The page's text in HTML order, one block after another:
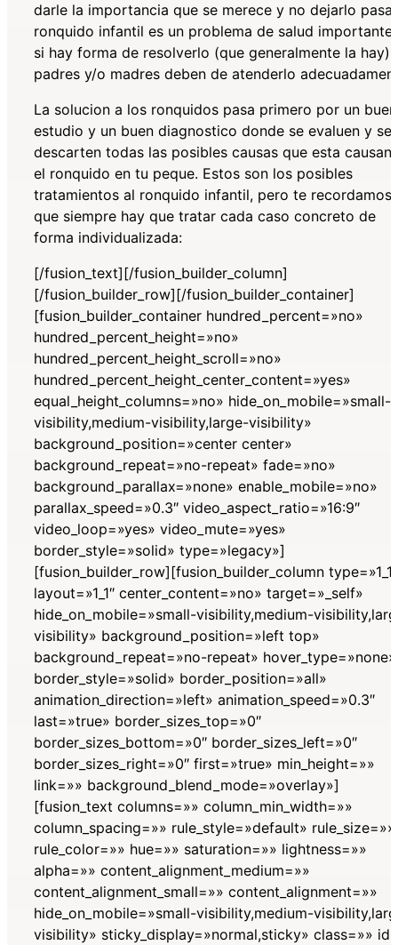
darle la importancia que se merece y no dejarlo
ronquido infantil es un problema de salud importante
si hay forma de resolverlo (que generalmente la hay)
padres y/o madres deben de atenderlo
La solucion a los ronquidos pasa primero por un buen
estudio y un buen diagnostico donde se evaluen y se
descarten todas las posibles causas que esta
el ronquido en tu peque. Estos son los posibles
tratamientos al ronquido infantil, pero te recordamos
que siempre hay que tratar cada caso concreto de
forma individualizada:
[/fusion_text][/fusion_builder_column]
[/fusion_builder_row][/fusion_builder_container]
[fusion_builder_container hundred_percent=»no»
hundred_percent_height=»no»
hundred_percent_height_scroll=»no»
hundred_percent_height_center_content=»yes»
equal_height_columns=»no» hide_on_mobile=»small-
visibility,medium-visibility,large-visibility»
background_position=»center center»
background_repeat=»no-repeat» fade=»no»
background_parallax=»none» enable_mobile=»no»
parallax_speed=»0.3″ video_aspect_ratio=»16:9″
video_loop=»yes» video_mute=»yes»
border_style=»solid» type=»legacy»]
[fusion_builder_row][fusion_builder_column type=»1_1″
layout=»1_1″ center_content=»no» target=»_self»
hide_on_mobile=»small-visibility,medium-
visibility» background_position=»left top»
background_repeat=»no-repeat» hover_type=»none»
border_style=»solid» border_position=»all»
animation_direction=»left» animation_speed=»0.3″
last=»true» border_sizes_top=»0″
border_sizes_bottom=»0″ border_sizes_left=»0″
border_sizes_right=»0″ first=»true» min_height=»»
link=»» background_blend_mode=»overlay»]
[fusion_text columns=»» column_min_width=»»
column_spacing=»» rule_style=»default» rule_size=»»
rule_color=»» hue=»» saturation=»» lightness=»»
alpha=»» content_alignment_medium=»»
content_alignment_small=»» content_alignment=»»
hide_on_mobile=»small-visibility,medium-
visibility» sticky_display=»normal,sticky» class=»»